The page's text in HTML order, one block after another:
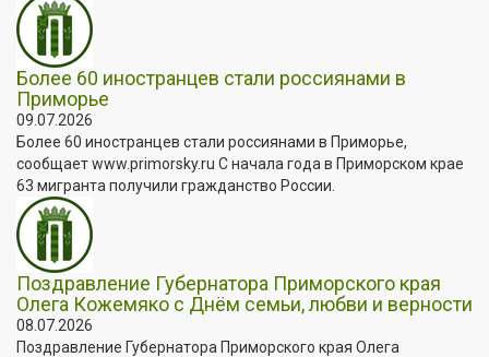
Более 60 иностранцев стали россиянами в
Приморье
09.07.2026
Более 60 иностранцев стали россиянами в Приморье,
сообщает www.primorsky.ru С начала года в Приморском крае
63 мигранта получили гражданство России.
Поздравление Губернатора Приморского края
Олега Кожемяко с Днём семьи, любви и верности
08.07.2026
Поздравление Губернатора Приморского края Олега